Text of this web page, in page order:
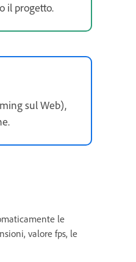
il progetto.
sul Web),
le
valore fps, le